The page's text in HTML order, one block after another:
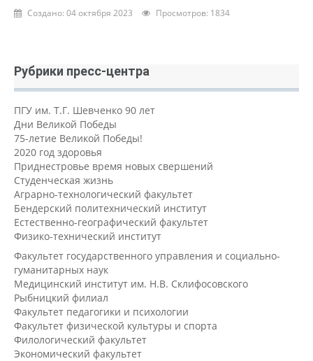
Создано: 04 октября 2023 Просмотров: 1834
Рубрики пресс-центра
ПГУ им. Т.Г. Шевченко 90 лет
Дни Великой Победы
75-летие Великой Победы!
2020 год здоровья
Приднестровье время новых свершений
Студенческая жизнь
Аграрно-технологический факультет
Бендерский политехнический институт
Естественно-географический факультет
Физико-технический институт
Факультет государственного управления и социально-
гуманитарных наук
Медицинский институт им. Н.В. Склифосовского
Рыбницкий филиал
Факультет педагогики и психологии
Факультет физической культуры и спорта
Филологический факультет
Экономический факультет